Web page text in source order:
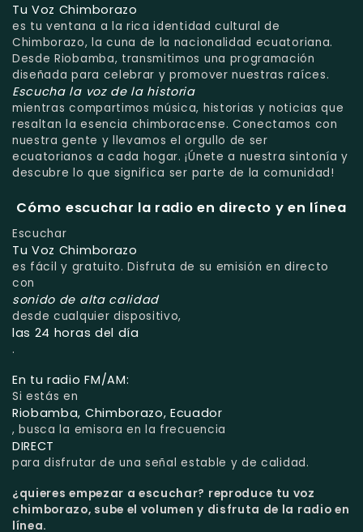
Tu Voz Chimborazo
es tu ventana a la rica identidad cultural de
Chimborazo, la cuna de la nacionalidad ecuatoriana.
Desde Riobamba, transmitimos una programación
diseñada para celebrar y promover nuestras raíces.
Escucha la voz de la historia
mientras compartimos música, historias y noticias que
resaltan la esencia chimboracense. Conectamos con
nuestra gente y llevamos el orgullo de ser
ecuatorianos a cada hogar. ¡Únete a nuestra sintonía y
descubre lo que significa ser parte de la comunidad!
Cómo escuchar la radio en directo y en línea
Escuchar
Tu Voz Chimborazo
es fácil y gratuito. Disfruta de su emisión en directo
con
sonido de alta calidad
desde cualquier dispositivo,
las 24 horas del día
.
En tu radio FM/AM:
Si estás en
Riobamba, Chimborazo, Ecuador
, busca la emisora en la frecuencia
DIRECT
para disfrutar de una señal estable y de calidad.
¿quieres empezar a escuchar? reproduce tu voz
chimborazo, sube el volumen y disfruta de la radio en
línea.